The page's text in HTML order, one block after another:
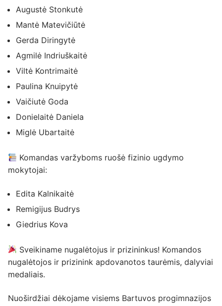
Augustė Stonkutė
Mantė Matevičiūtė
Gerda Diringytė
Agmilė Indriuškaitė
Viltė Kontrimaitė
Paulina Knuipytė
Vaičiutė Goda
Donielaitė Daniela
Miglė Ubartaitė
Komandas varžyboms ruošė fizinio ugdymo
mokytojai:
Edita Kalnikaitė
Remigijus Budrys
Giedrius Kova
Sveikiname nugalėtojus ir prizininkus! Komandos
nugalėtojos ir prizinink apdovanotos taurėmis, dalyviai
medaliais.
Nuoširdžiai dėkojame visiems Bartuvos progimnazijos